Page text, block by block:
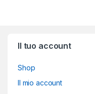
Il tuo account
Shop
Il mio account